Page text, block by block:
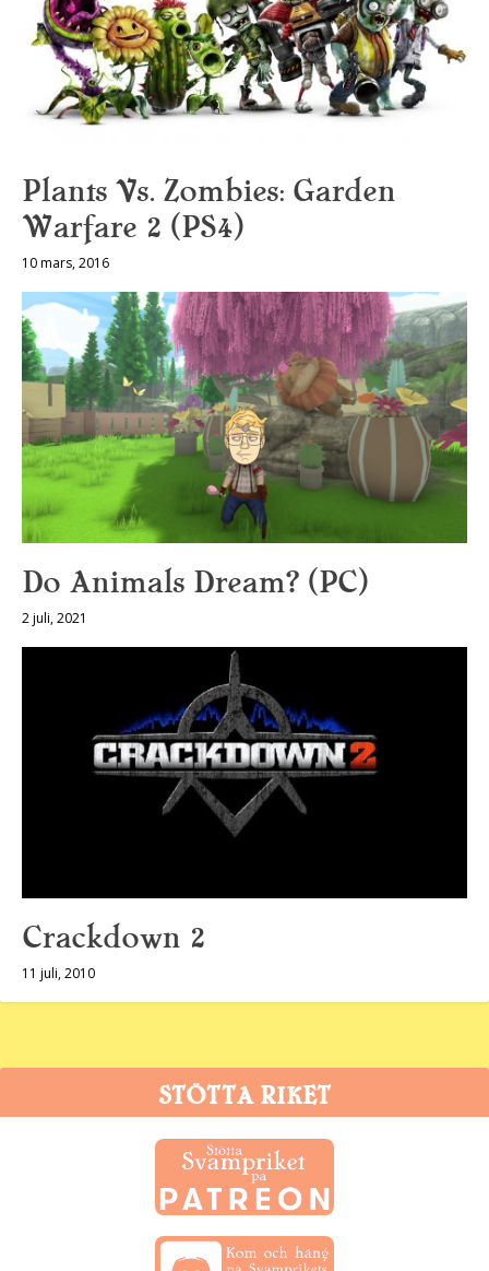
Plants Vs. Zombies: Garden
Warfare 2 (PS4)
10 mars, 2016
Do Animals Dream? (PC)
2 juli, 2021
Crackdown 2
11 juli, 2010
STÖTTA RIKET